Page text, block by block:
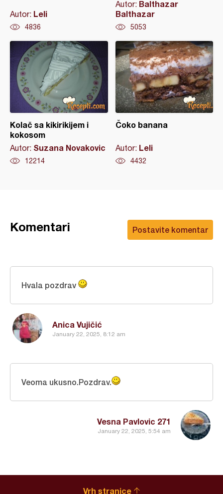
Autor: Leli
4836
Autor: Balthazar
Balthazar
5053
Kolač sa kikirikijem i
kokosom
Autor: Suzana Novakovic
12214
Čoko banana
Autor: Leli
4432
Postavite komentar
Komentari
Anica Vujičić
January 22, 2025, 8:12 am
Hvala pozdrav
Vesna Pavlovic 271
January 22, 2025, 5:54 am
Veoma ukusno.Pozdrav.
Vrh stranice